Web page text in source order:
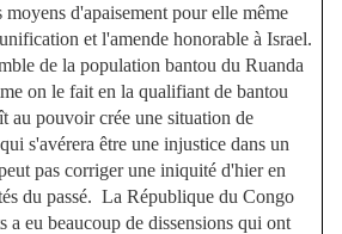
d'apaisement pour elle même
et l'amende honorable à Israel.
de la population bantou du Ruanda
on le fait en la qualifiant de bantou
au pouvoir crée une situation de
s'avérera être une injustice dans un
pas corriger une iniquité d'hier en
du passé. La République du Congo
a eu beaucoup de dissensions qui ont